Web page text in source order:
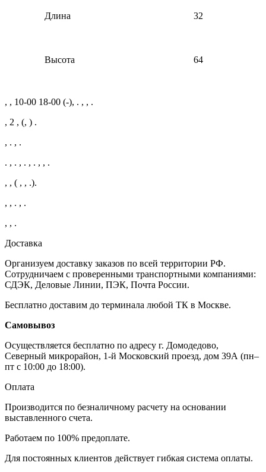
Длина 32
Высота 64
, , 10-00 18-00 (-), . , , .
, 2 , (, ) .
, . , .
. , . , . , . , , .
, , ( , , .).
, , . , .
, , .
Доставка
Организуем доставку заказов по всей территории РФ.
Сотрудничаем с проверенными транспортными компаниями:
СДЭК, Деловые Линии, ПЭК, Почта России.
Бесплатно доставим до терминала любой ТК в Москве.
Самовывоз
Осуществляется бесплатно по адресу г. Домодедово,
Северный микрорайон, 1-й Московский проезд, дом 39А (пн–
пт с 10:00 до 18:00).
Оплата
Производится по безналичному расчету на основании
выставленного счета.
Работаем по 100% предоплате.
Для постоянных клиентов действует гибкая система оплаты.